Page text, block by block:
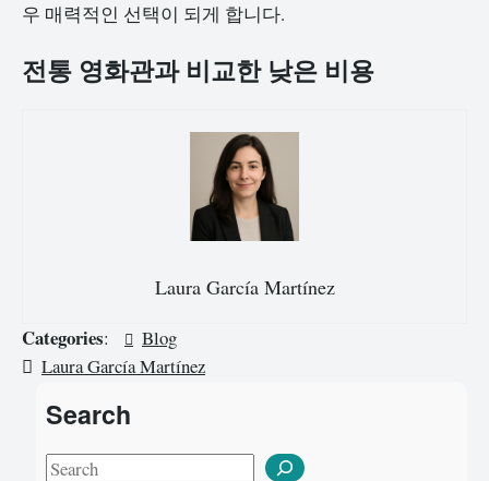
우 매력적인 선택이 되게 합니다.
전통 영화관과 비교한 낮은 비용
Laura García Martínez
Categories:
Blog
Laura García Martínez
Search
S